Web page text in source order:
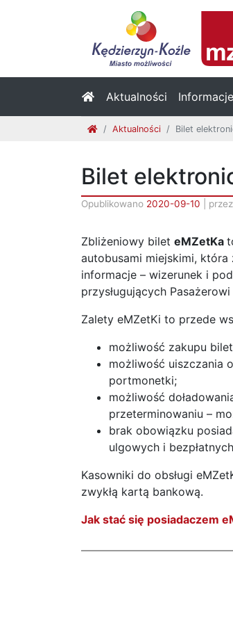
Aktualności Informacje
Aktualności Bilet
Bilet
Opublikowano 2020-09-10 przez
Zbliżeniowy bilet eMZetKa
autobusami miejskimi, która
informacje – wizerunek i
przysługujących
Zalety eMZetKi to przede
możliwość zakupu
możliwość uiszczania
portmonetki;
możliwość
przeterminowaniu –
brak obowiązku
ulgowych i
Kasowniki do obsługi
zwykłą kartą bankową.
Jak stać się posiadaczem